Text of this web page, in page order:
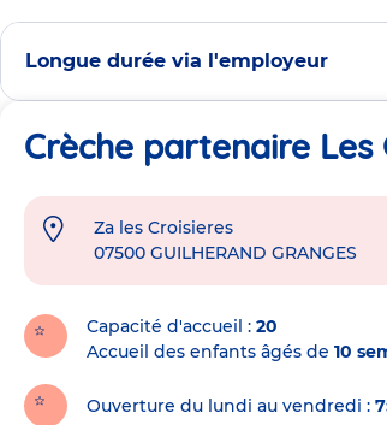
Longue durée via l'employeur
Crèche partenaire Les
Adresse
crèche
Za les Croisieres
07500 GUILHERAND GRANGES
Capacité d'accueil
20
Accueil des enfants âgés de 10
Ouverture du lundi au vendredi :